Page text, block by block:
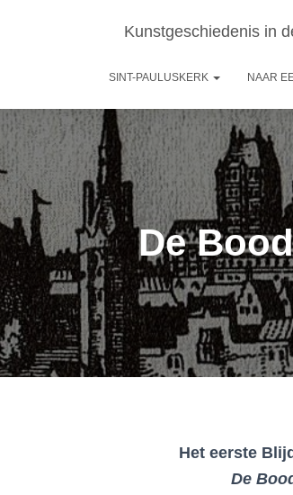
Kunstgeschiedenis in
SINT-PAULUSKERK NAAR
De
Het eerste
De